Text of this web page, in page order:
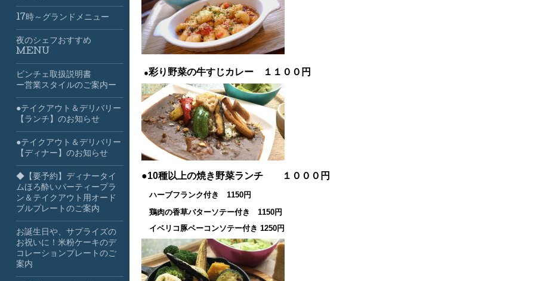
●彩り野菜の牛すじカレー １１００円
●10種以上の焼き野菜ランチ １０００円
ハーブフランク付き 1150円
鶏肉の香草バターソテー付き 1150円
イベリコ豚ベーコンソテー付き 1250円
17時～グランドメニュー
夜のシェフおすすめ
MENU
ビンチェ取扱説明書
ー営業スタイルのご案内ー
●テイクアウト＆デリバリー
【ランチ】のお知らせ
●テイクアウト＆デリバリー
【ディナー】のお知らせ
◆【要予約】ディナータイ
ムほろ酔いパーティープラ
ン＆テイクアウト用オード
ブルプレートのご案内
お誕生日や、サプライズの
お祝いに！米粉ケーキのデ
コレーションプレートのご
案内